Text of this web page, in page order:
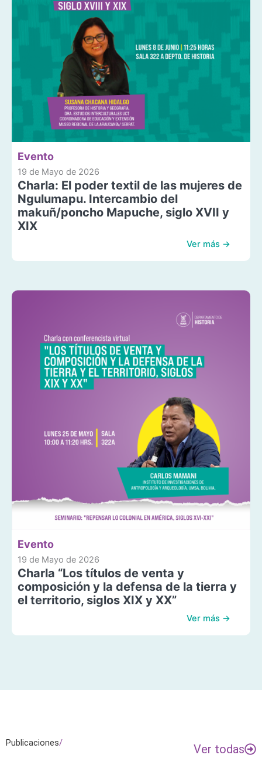
Evento
19 de Mayo de 2026
Charla: El poder textil de las mujeres de
Ngulumapu. Intercambio del
makuñ/poncho Mapuche, siglo XVII y
XIX
Ver más →
Evento
19 de Mayo de 2026
Charla “Los títulos de venta y
composición y la defensa de la tierra y
el territorio, siglos XIX y XX”
Ver más →
Publicaciones/ Ver todas